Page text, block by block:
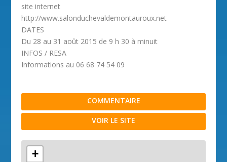
site internet
http://www.salonduchevaldemontauroux.net
DATES
Du 28 au 31 août 2015 de 9 h 30 à minuit
INFOS / RESA
Informations au 06 68 74 54 09
COMMENTAIRE
VOIR LE SITE
+